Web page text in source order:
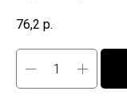
76,2 р.